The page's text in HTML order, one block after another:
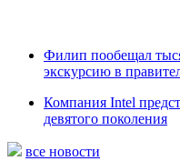
Филип пообещал
экскурсию в
Компания Intel
девятого поколения
все новости